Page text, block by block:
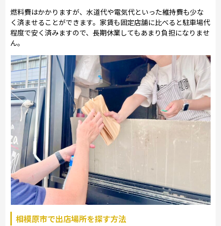
燃料費はかかりますが、水道代や電気代といった維持費も少な
く済ませることができます。家賃も固定店舗に比べると駐車場代
程度で安く済みますので、長期休業してもあまり負担になりませ
ん。
相模原市で出店場所を探す方法